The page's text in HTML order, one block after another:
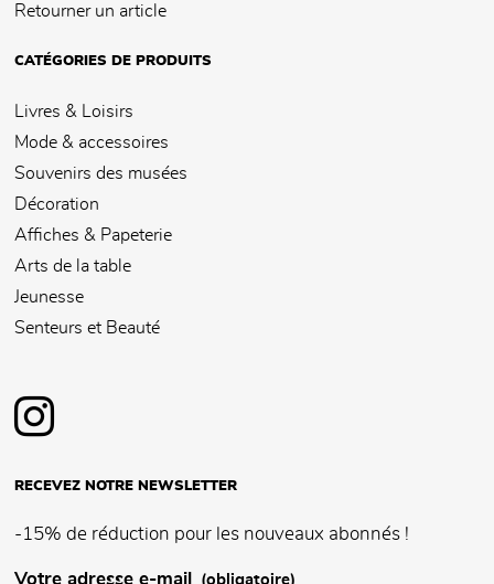
Retourner un article
CATÉGORIES DE PRODUITS
Livres & Loisirs
Mode & accessoires
Souvenirs des musées
Décoration
Affiches & Papeterie
Arts de la table
Jeunesse
Senteurs et Beauté
RECEVEZ NOTRE NEWSLETTER
-15% de réduction pour les nouveaux abonnés !
Votre adresse e-mail (obligatoire)